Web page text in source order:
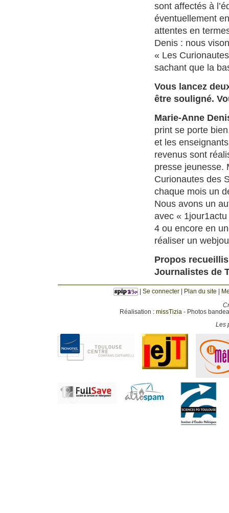
sont affectés à
éventuellement
attentes en
Denis : nous
« Les
sachant que la
Vous lancez
être souligné.
Marie-Anne
print se porte
et les
revenus sont
presse jeunesse.
Curionautes des
chaque mois un
Nous avons un
avec «
4 ou encore en
réaliser un
Propos
Journalistes de
| Se connecter | Plan du site |
Réalisation : missTizia - Photos
Les